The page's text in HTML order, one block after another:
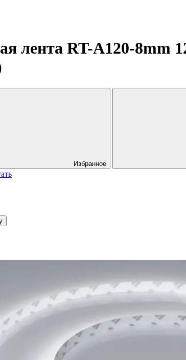
лента RT-A120-8mm
Избранное